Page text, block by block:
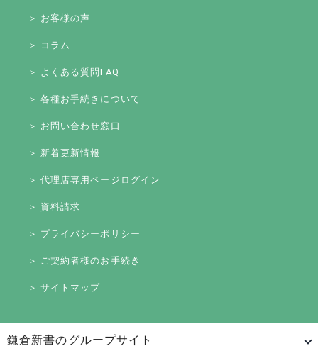
＞ お客様の声
＞ コラム
＞ よくある質問FAQ
＞ 各種お手続きについて
＞ お問い合わせ窓口
＞ 新着更新情報
＞ 代理店専用ページログイン
＞ 資料請求
＞ プライバシーポリシー
＞ ご契約者様のお手続き
＞ サイトマップ
鎌倉新書のグループサイト